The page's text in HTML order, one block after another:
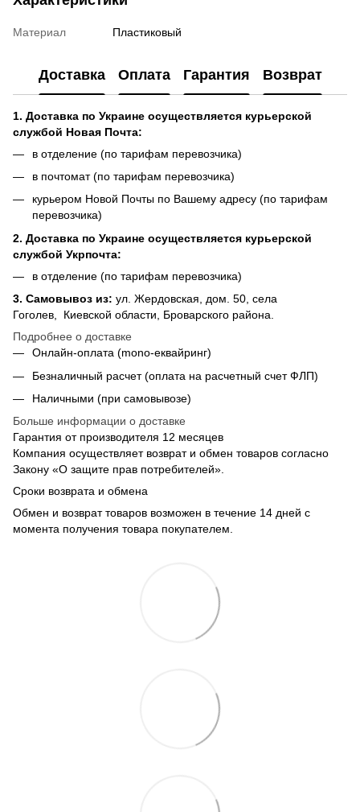
Материал Пластиковый
Доставка Оплата Гарантия Возврат
1. Доставка по Украине осуществляется курьерской
службой Новая Почта:
в отделение (по тарифам перевозчика)
в почтомат (по тарифам перевозчика)
курьером Новой Почты по Вашему адресу (по тарифам
перевозчика)
2. Доставка по Украине осуществляется курьерской
службой Укрпочта:
в отделение (по тарифам перевозчика)
3. Самовывоз из: ул. Жердовская, дом. 50, села
Гоголев, Киевской области, Броварского района.
Подробнее о доставке
Онлайн-оплата (mono-еквайринг)
Безналичный расчет (оплата на расчетный счет ФЛП)
Наличными (при самовывозе)
Больше информации о доставке
Гарантия от производителя 12 месяцев
Компания осуществляет возврат и обмен товаров согласно
Закону «О защите прав потребителей».
Сроки возврата и обмена
Обмен и возврат товаров возможен в течение 14 дней с
момента получения товара покупателем.